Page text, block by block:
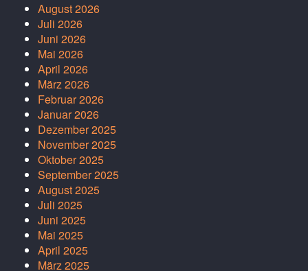
August 2026
Juli 2026
Juni 2026
Mai 2026
April 2026
März 2026
Februar 2026
Januar 2026
Dezember 2025
November 2025
Oktober 2025
September 2025
August 2025
Juli 2025
Juni 2025
Mai 2025
April 2025
März 2025